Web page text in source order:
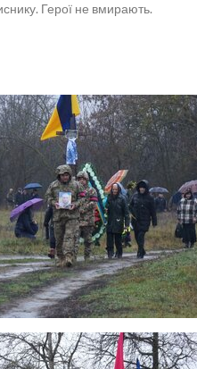
Герої не вмирають.